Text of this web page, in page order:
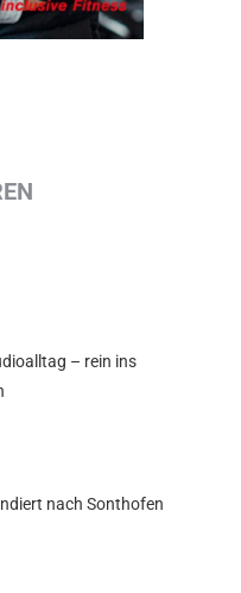
– rein ins
nach Sonthofen